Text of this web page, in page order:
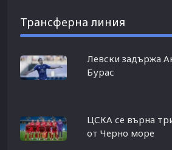
Трансферна линия
Левски задържа
Бурас
ЦСКА се върна
от Черно море